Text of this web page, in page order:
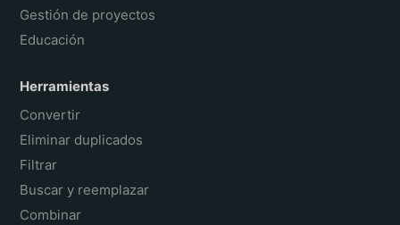
Gestión de proyectos
Educación
Herramientas
Convertir
Eliminar duplicados
Filtrar
Buscar y reemplazar
Combinar